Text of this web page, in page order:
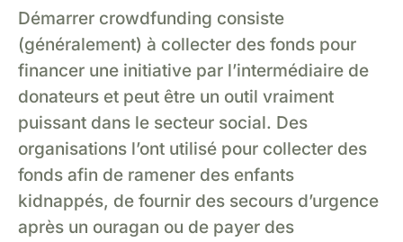
Démarrer crowdfunding consiste
(généralement) à collecter des fonds pour
financer une initiative par l’intermédiaire de
donateurs et peut être un outil vraiment
puissant dans le secteur social. Des
organisations l’ont utilisé pour collecter des
fonds afin de ramener des enfants
kidnappés, de fournir des secours d’urgence
après un ouragan ou de payer des